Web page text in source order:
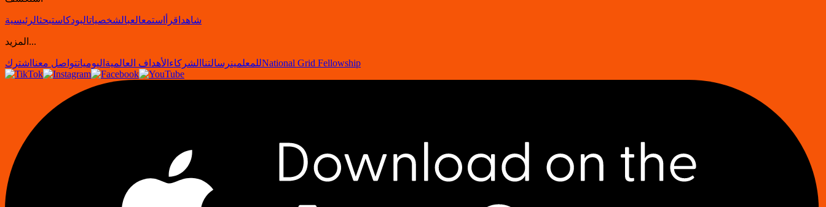
شاهد اقرأ استمعالعبالشخصياتالبودكاستبحثالرئيسية
المزيد...
للمعلمينرسالتنا الشركاء الأهداف العالمية اليومياتتواصل معنا اشترك National Grid Fellowship